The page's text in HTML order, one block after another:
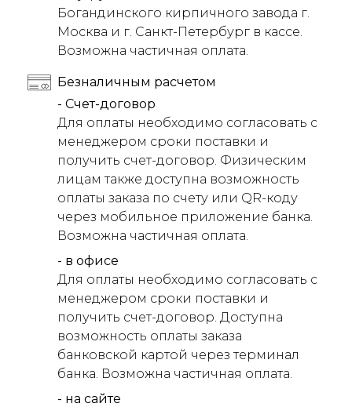
Богандинского кирпичного завода г.
Москва и г. Санкт-Петербург в кассе.
Возможна частичная оплата.
Безналичным расчетом
- Счет-договор
Для оплаты необходимо согласовать с
менеджером сроки поставки и
получить счет-договор. Физическим
лицам также доступна возможность
оплаты заказа по счету или QR-коду
через мобильное приложение банка.
Возможна частичная оплата.
- в офисе
Для оплаты необходимо согласовать с
менеджером сроки поставки и
получить счет-договор. Доступна
возможность оплаты заказа
банковской картой через терминал
банка. Возможна частичная оплата.
- на сайте